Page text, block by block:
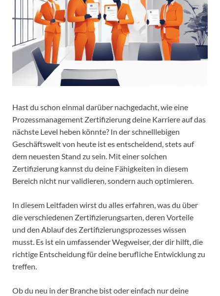
Hast du schon einmal darüber nachgedacht, wie eine
Prozessmanagement Zertifizierung deine Karriere auf das
nächste Level heben könnte? In der schnelllebigen
Geschäftswelt von heute ist es entscheidend, stets auf
dem neuesten Stand zu sein. Mit einer solchen
Zertifizierung kannst du deine Fähigkeiten in diesem
Bereich nicht nur validieren, sondern auch optimieren.
In diesem Leitfaden wirst du alles erfahren, was du über
die verschiedenen Zertifizierungsarten, deren Vorteile
und den Ablauf des Zertifizierungsprozesses wissen
musst. Es ist ein umfassender Wegweiser, der dir hilft, die
richtige Entscheidung für deine berufliche Entwicklung zu
treffen.
Ob du neu in der Branche bist oder einfach nur deine